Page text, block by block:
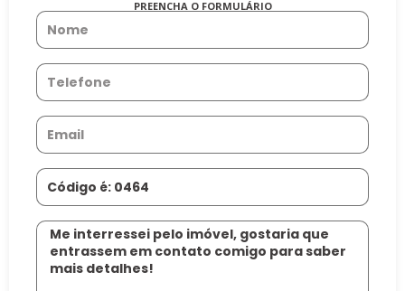
PREENCHA O FORMULÁRIO